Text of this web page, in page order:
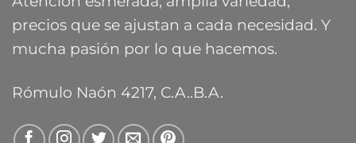
precios que se ajustan a cada necesidad. Y
mucha pasión por lo que hacemos.
Rómulo Naón 4217, C.A..B.A.